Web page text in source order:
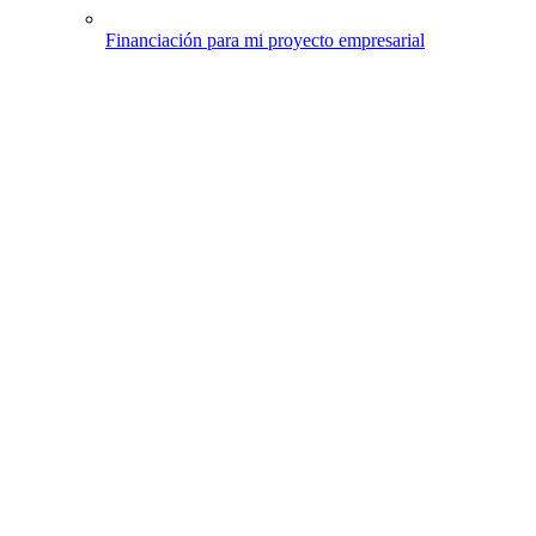
Financiación para mi proyecto empresarial